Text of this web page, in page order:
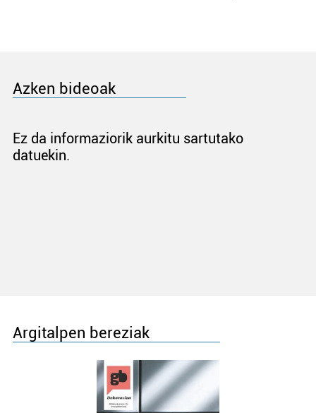
Azken bideoak
Ez da informaziorik aurkitu sartutako
datuekin.
Argitalpen bereziak